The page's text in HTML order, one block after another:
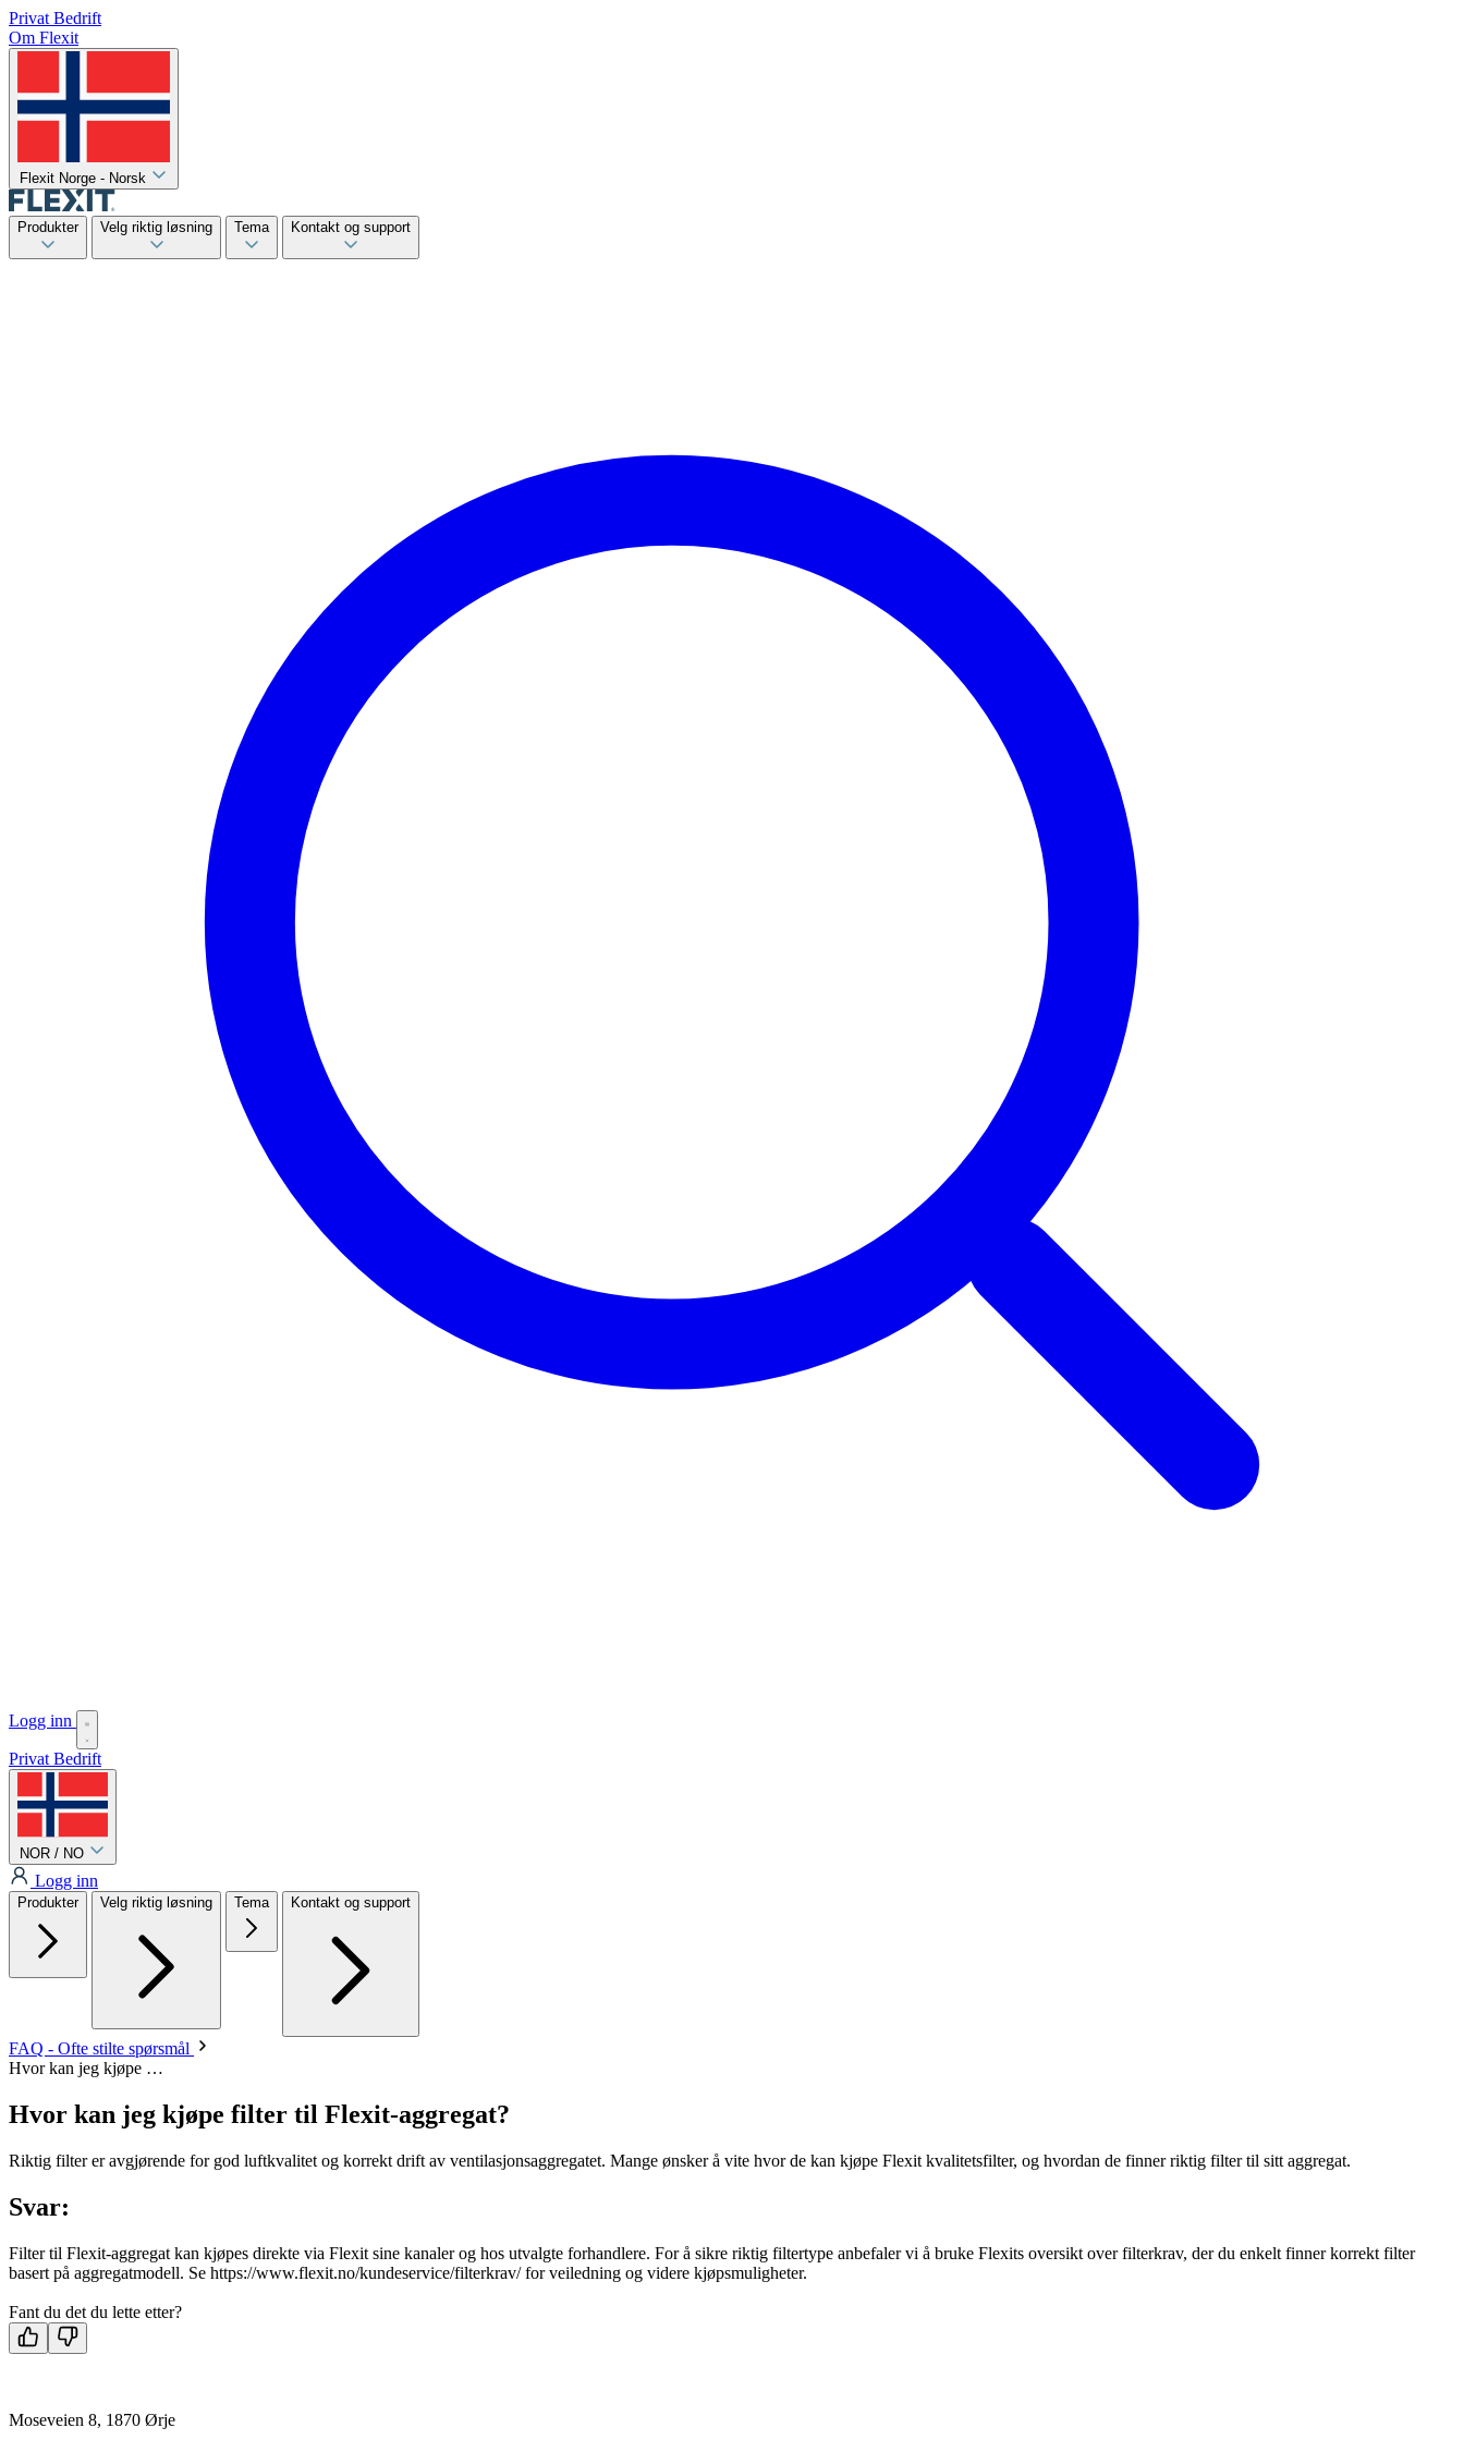
Privat Bedrift
Om Flexit
Flexit Norge - Norsk
Produkter Velg riktig løsning Tema Kontakt og support
Logg inn
Privat Bedrift
NOR / NO
Logg inn
Produkter Velg riktig løsning Tema Kontakt og support
FAQ - Ofte stilte spørsmål
Hvor kan jeg kjøpe …
Hvor kan jeg kjøpe filter til Flexit-aggregat?
Riktig filter er avgjørende for god luftkvalitet og korrekt drift av ventilasjonsaggregatet. Mange ønsker å vite hvor de kan kjøpe Flexit kvalitetsfilter, og hvordan de finner riktig filter til sitt aggregat.
Svar:
Filter til Flexit-aggregat kan kjøpes direkte via Flexit sine kanaler og hos utvalgte forhandlere. For å sikre riktig filtertype anbefaler vi å bruke Flexits oversikt over filterkrav, der du enkelt finner korrekt filter
basert på aggregatmodell. Se https://www.flexit.no/kundeservice/filterkrav/ for veiledning og videre kjøpsmuligheter.
Fant du det du lette etter?
Moseveien 8, 1870 Ørje